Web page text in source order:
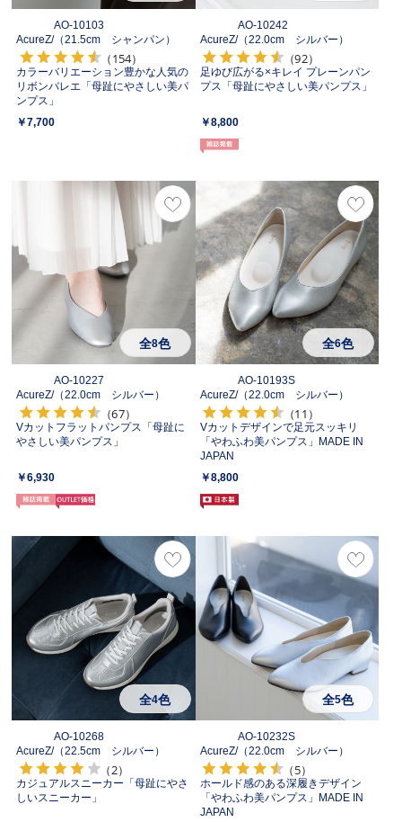
AcureZ/
AO-10103
（21.5cm シャンパン）
（154）
カラーバリエーション豊かな人気の
リボンバレエ「母趾にやさしい美パ
ンプス」
￥7,700
AcureZ/
AO-10242
（22.0cm シルバー）
（92）
足ゆび広がる×キレイ プレーンパン
プス「母趾にやさしい美パンプス」
￥8,800
全8色
AcureZ/
AO-10227
（22.0cm シルバー）
（67）
Vカットフラットパンプス「母趾に
やさしい美パンプス」
￥6,930
全6色
AcureZ/
AO-10193S
（22.0cm シルバー）
（11）
Vカットデザインで足元スッキリ
「やわふわ美パンプス」MADE IN
JAPAN
￥8,800
全4色
AcureZ/
AO-10268
（22.5cm シルバー）
（2）
カジュアルスニーカー「母趾にやさ
しいスニーカー」
全5色
AcureZ/
AO-10232S
（22.0cm シルバー）
（5）
ホールド感のある深履きデザイン
「やわふわ美パンプス」MADE IN
JAPAN